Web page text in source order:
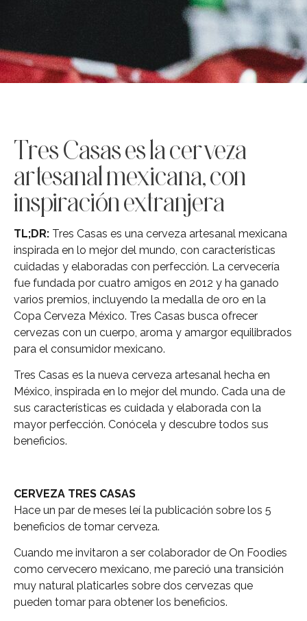
Tres Casas es la cerveza
artesanal mexicana, con
inspiración extranjera
TL;DR: Tres Casas es una cerveza artesanal mexicana
inspirada en lo mejor del mundo, con características
cuidadas y elaboradas con perfección. La cervecería
fue fundada por cuatro amigos en 2012 y ha ganado
varios premios, incluyendo la medalla de oro en la
Copa Cerveza México. Tres Casas busca ofrecer
cervezas con un cuerpo, aroma y amargor equilibrados
para el consumidor mexicano.
Tres Casas es la nueva cerveza artesanal hecha en
México, inspirada en lo mejor del mundo. Cada una de
sus características es cuidada y elaborada con la
mayor perfección. Conócela y descubre todos sus
beneficios.
CERVEZA TRES CASAS
Hace un par de meses leí la publicación sobre los 5
beneficios de tomar cerveza.
Cuando me invitaron a ser colaborador de On Foodies
como cervecero mexicano, me pareció una transición
muy natural platicarles sobre dos cervezas que
pueden tomar para obtener los beneficios.